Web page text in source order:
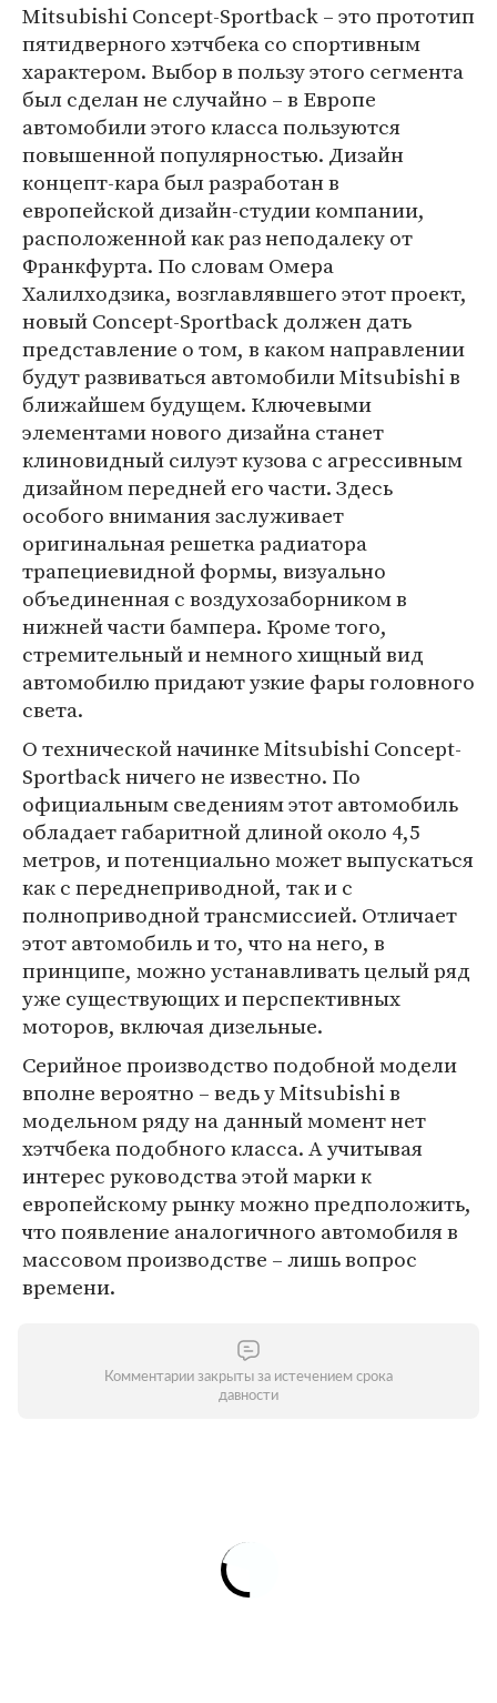
Mitsubishi Concept-Sportback – это прототип
пятидверного хэтчбека со спортивным
характером. Выбор в пользу этого сегмента
был сделан не случайно – в Европе
автомобили этого класса пользуются
повышенной популярностью. Дизайн
концепт-кара был разработан в
европейской дизайн-студии компании,
расположенной как раз неподалеку от
Франкфурта. По словам Омера
Халилходзика, возглавлявшего этот проект,
новый Concept-Sportback должен дать
представление о том, в каком направлении
будут развиваться автомобили Mitsubishi в
ближайшем будущем. Ключевыми
элементами нового дизайна станет
клиновидный силуэт кузова с агрессивным
дизайном передней его части. Здесь
особого внимания заслуживает
оригинальная решетка радиатора
трапециевидной формы, визуально
объединенная с воздухозаборником в
нижней части бампера. Кроме того,
стремительный и немного хищный вид
автомобилю придают узкие фары головного
света.
О технической начинке Mitsubishi Concept-
Sportback ничего не известно. По
официальным сведениям этот автомобиль
обладает габаритной длиной около 4,5
метров, и потенциально может выпускаться
как с переднеприводной, так и с
полноприводной трансмиссией. Отличает
этот автомобиль и то, что на него, в
принципе, можно устанавливать целый ряд
уже существующих и перспективных
моторов, включая дизельные.
Серийное производство подобной модели
вполне вероятно – ведь у Mitsubishi в
модельном ряду на данный момент нет
хэтчбека подобного класса. А учитывая
интерес руководства этой марки к
европейскому рынку можно предположить,
что появление аналогичного автомобиля в
массовом производстве – лишь вопрос
времени.
Комментарии закрыты за истечением срока
давности